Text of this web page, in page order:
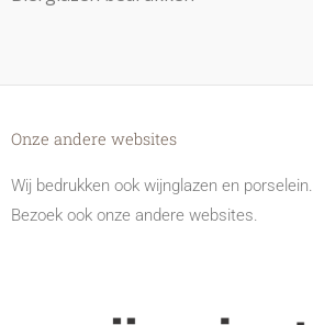
Onze andere websites
Wij bedrukken ook wijnglazen en porselein.
Bezoek ook onze andere websites.